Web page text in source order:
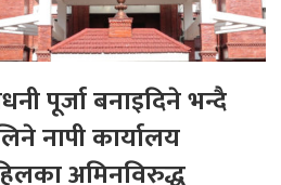
पूर्जा बनाइदिने भन्दै
नापी कार्यालय
अमिनविरुद्ध